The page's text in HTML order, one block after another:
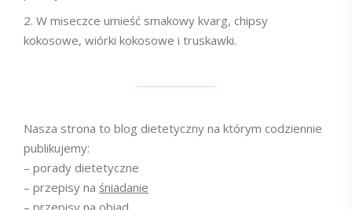
W miseczce umieść smakowy kvarg, chipsy
kokosowe, wiórki kokosowe i truskawki.
Nasza strona to blog dietetyczny na którym codziennie
publikujemy:
– porady dietetyczne
– przepisy na śniadanie
– przepisy na obiad